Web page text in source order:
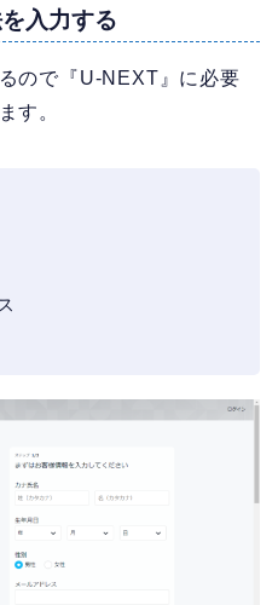
入力する
ので『U-NEXT』に必要
す。